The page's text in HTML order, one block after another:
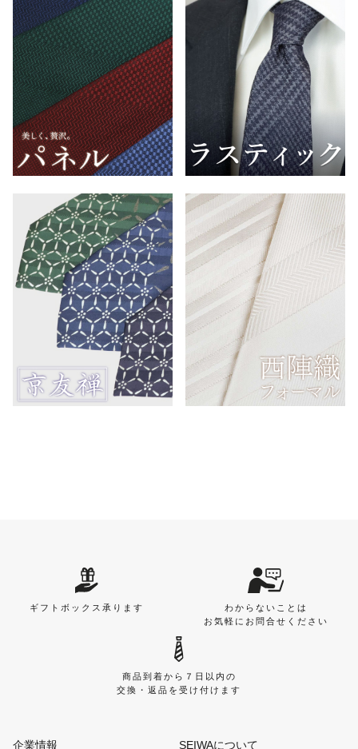
ギフトボックス承ります
わからないことは
お気軽にお問合せください
商品到着から７日以内の
交換・返品を受け付けます
企業情報 SEIWAについて